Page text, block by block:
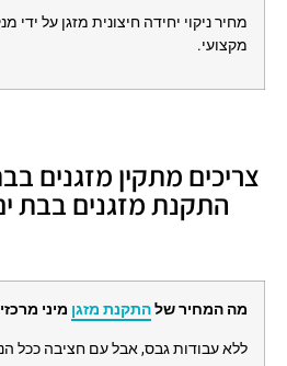
מחיר ניקוי יחידה חיצונית מזגן על ידי
מקצועי.
צריכים מתקין מזגנים
התקנת מזגנים בבת
מה המחיר שלהתקנת מזגן מיני
ללא עבודות גבס, אבל עם חציבה ככל